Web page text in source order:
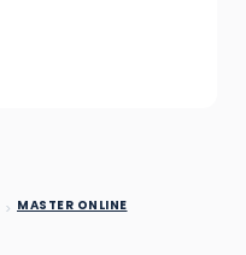
MASTER ONLINE